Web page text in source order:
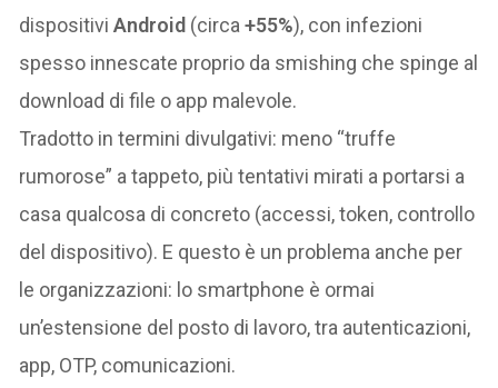
dispositiviAndroid (circa+55%), con infezioni
spesso innescate proprio da smishing che spinge al
download di file o app malevole.
Tradotto in termini divulgativi: meno “truffe
rumorose” a tappeto, più tentativi mirati a portarsi a
casa qualcosa di concreto (accessi, token, controllo
del dispositivo). E questo è un problema anche per
le organizzazioni: lo smartphone è ormai
un’estensione del posto di lavoro, tra autenticazioni,
app, OTP, comunicazioni.